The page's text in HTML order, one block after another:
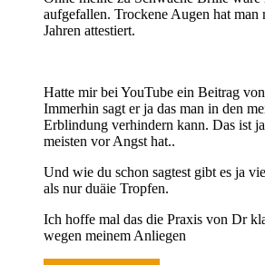
aufgefallen. Trockene Augen hat man
Jahren attestiert.
Hatte mir bei YouTube ein Beitrag
Immerhin sagt er ja das man in den
Erblindung verhindern kann. Das ist
meisten vor Angst hat..
Und wie du schon sagtest gibt es ja
als nur duäie Tropfen.
Ich hoffe mal das die Praxis von Dr
wegen meinem Anliegen